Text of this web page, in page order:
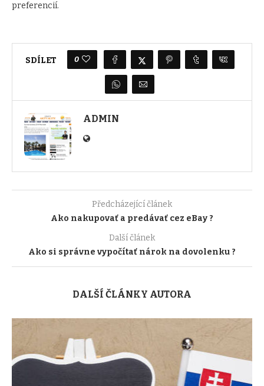
preferencií.
SDÍLET 0
ADMIN
Předcházející článek
Ako nakupovať a predávať cez eBay ?
Další článek
Ako si správne vypočítať nárok na dovolenku ?
DALŠÍ ČLÁNKY AUTORA